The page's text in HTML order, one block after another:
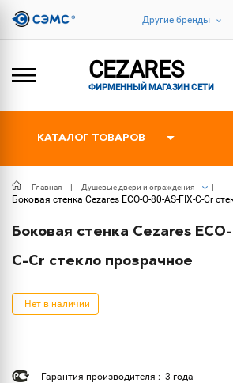
Другие бренды
CEZARES
ФИРМЕННЫЙ МАГАЗИН СЕТИ
КАТАЛОГ ТОВАРОВ
Главная Душевые двери и ограждения
Боковая стенка Cezares ECO-O-80-AS-FIX-C-Cr
Боковая стенка Cezares
C-Cr стекло прозрачное
Нет в наличии
Гарантия производителя : 3 года